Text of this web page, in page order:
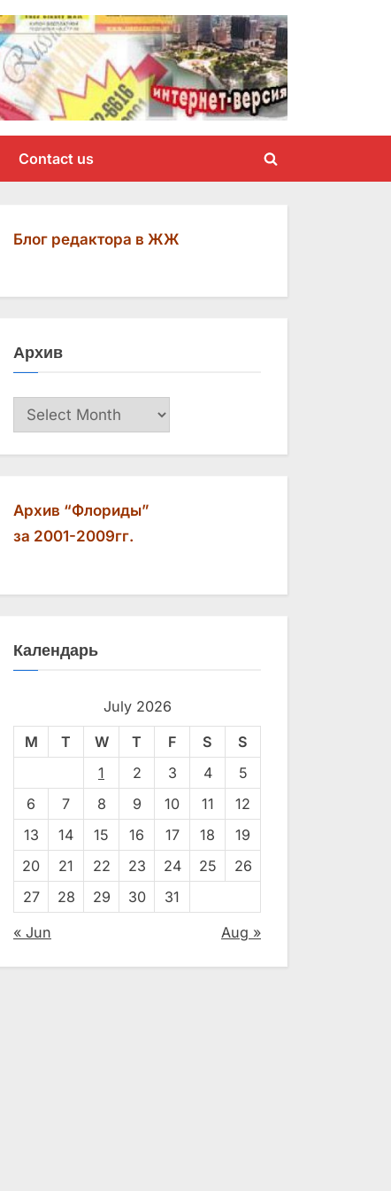
Contact us
Toggle
Блог редактора в ЖЖ
Архив
Архив
Архив “Флориды”
за 2001-2009гг.
Календарь
July 2026
M T W T F S
S
1
2 3 4
5
6
7 8 9 10 11
12
13
14 15 16 17 18
19
20
21 22 23 24 25
26
27
28 29 30 31
« Jun Aug »